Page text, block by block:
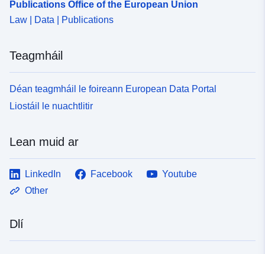
Publications Office of the European Union
Law | Data | Publications
Teagmháil
Déan teagmháil le foireann European Data Portal
Liostáil le nuachtlitir
Lean muid ar
LinkedIn Facebook
Youtube
Other
Dlí